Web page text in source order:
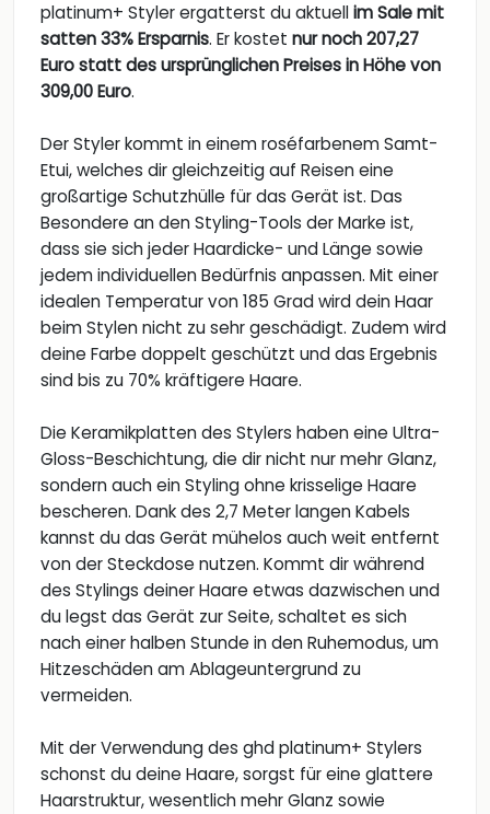
platinum+ Styler ergatterst du aktuellim Sale mit
satten 33% Ersparnis. Er kostet nur noch 207,27
Euro statt des ursprünglichen Preises in Höhe von
309,00 Euro.
Der Styler kommt in einem roséfarbenem Samt-
Etui, welches dir gleichzeitig auf Reisen eine
großartige Schutzhülle für das Gerät ist. Das
Besondere an den Styling-Tools der Marke ist,
dass sie sich jeder Haardicke- und Länge sowie
jedem individuellen Bedürfnis anpassen. Mit einer
idealen Temperatur von 185 Grad wird dein Haar
beim Stylen nicht zu sehr geschädigt. Zudem wird
deine Farbe doppelt geschützt und das Ergebnis
sind bis zu 70% kräftigere Haare.
Die Keramikplatten des Stylers haben eine Ultra-
Gloss-Beschichtung, die dir nicht nur mehr Glanz,
sondern auch ein Styling ohne krisselige Haare
bescheren. Dank des 2,7 Meter langen Kabels
kannst du das Gerät mühelos auch weit entfernt
von der Steckdose nutzen. Kommt dir während
des Stylings deiner Haare etwas dazwischen und
du legst das Gerät zur Seite, schaltet es sich
nach einer halben Stunde in den Ruhemodus, um
Hitzeschäden am Ablageuntergrund zu
vermeiden.
Mit der Verwendung des ghd platinum+ Stylers
schonst du deine Haare, sorgst für eine glattere
Haarstruktur, wesentlich mehr Glanz sowie